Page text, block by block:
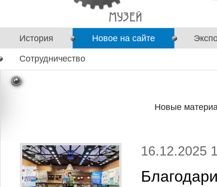
История Новое на сайте
Сотрудничество
Новые
16.12.2025